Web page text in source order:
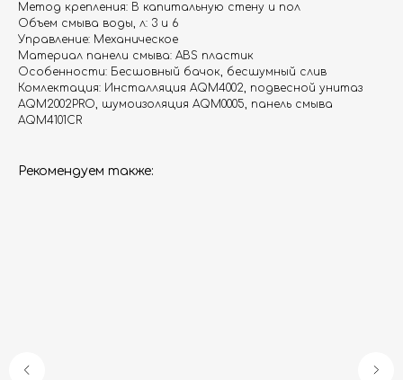
Метод крепления: В капитальную стену и пол
Объем смыва воды, л: 3 и 6
Управление: Механическое
Материал панели смыва: ABS пластик
Особенности: Бесшовный бачок, бесшумный слив
Комлектация: Инсталляция AQM4002, подвесной унитаз
AQM2002PRO, шумоизоляция AQM0005, панель смыва
AQM4101CR
Рекомендуем также: